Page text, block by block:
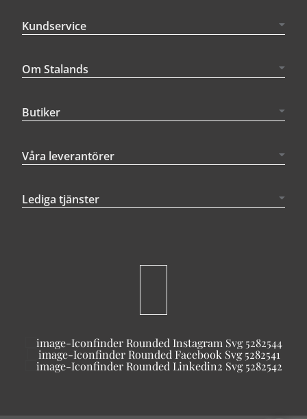
Kundservice
Om Stalands
Butiker
Våra leverantörer
Lediga tjänster